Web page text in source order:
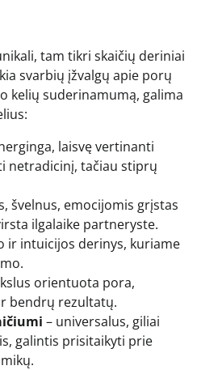
tam tikri skaičių deriniai
svarbių įžvalgų apie porų
kelių suderinamumą, galima
laisvę vertinanti
netradicinį, tačiau stiprų
švelnus, emocijomis grįstas
ilgalaike partneryste.
ir intuicijos derinys, kuriame
orientuota pora,
bendrų rezultatų.
– universalus, giliai
galintis prisitaikyti prie